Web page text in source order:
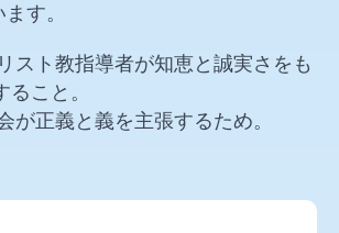
す。
スト教指導者が知恵と誠実さをも
ること。
が正義と義を主張するため。